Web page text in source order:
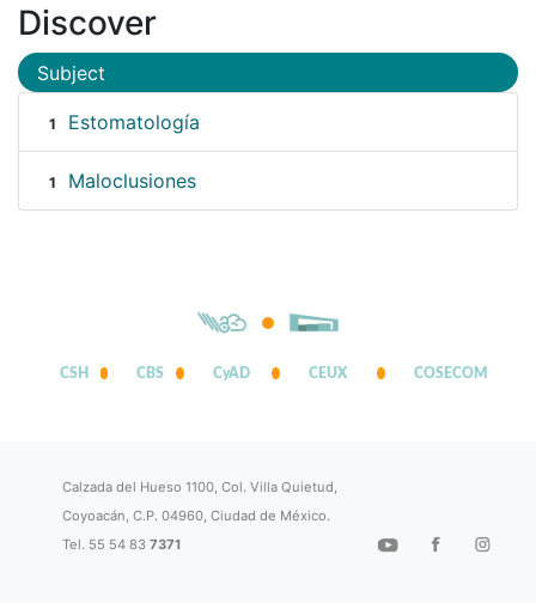
Discover
Subject
1 Estomatología
1 Maloclusiones
CSH CBS CyAD CEUX COSECOM
Calzada del Hueso 1100, Col. Villa Quietud,
Coyoacán, C.P. 04960, Ciudad de México.
Tel. 55 54 837371